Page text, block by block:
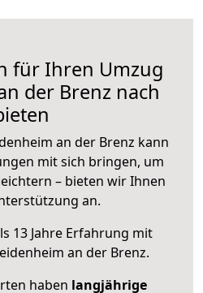
für Ihren Umzug
der Brenz nach
an der Brenz kann
mit sich bringen, um
– bieten wir Ihnen
an.
13 Jahre Erfahrung mit
an der Brenz.
haben langjährige